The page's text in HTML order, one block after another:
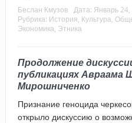
Беслан Кмузов Дата: Январь 24,
Рубрика: История Культура
Экономика Этника
Продолжение
публикацияхАвраама
Мирошниченко
Признание геноцида
открыло дискуссию о